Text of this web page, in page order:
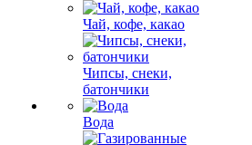
Чай, кофе, какао
Чипсы, снеки,
батончики
Вода